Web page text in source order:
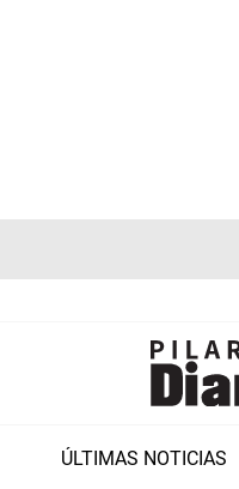
ÚLTIMAS NOTICIAS